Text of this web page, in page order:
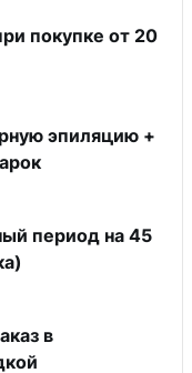
покупке от 20
эпиляцию +
период на 45
в